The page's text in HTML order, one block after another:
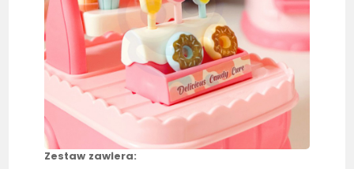
Zestaw zawiera: